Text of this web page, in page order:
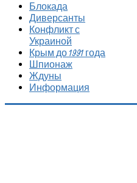
Блокада
Диверсанты
Конфликт с
Украиной
Крым до 1991 года
Шпионаж
Ждуны
Информация